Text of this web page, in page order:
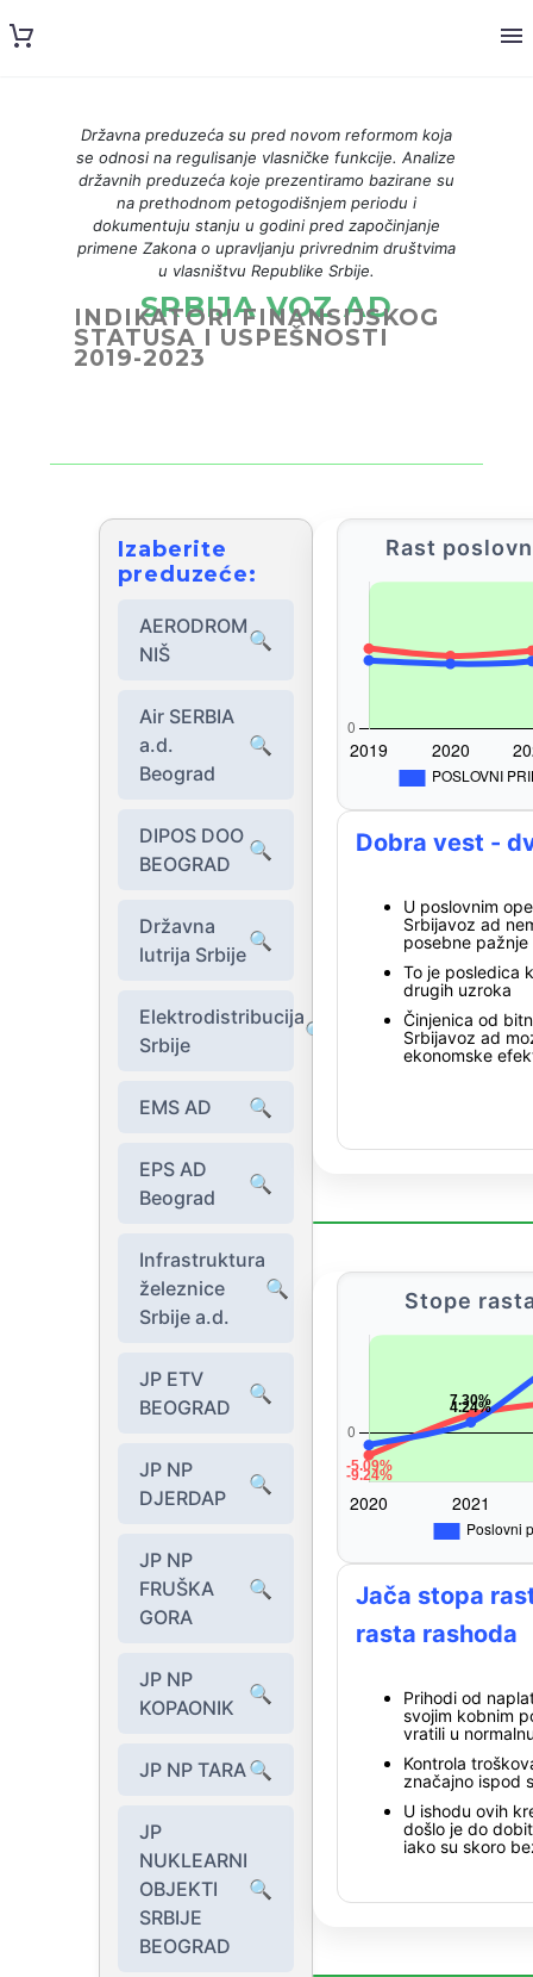
Državna preduzeća su pred novom reformom koja
se odnosi na regulisanje vlasničke funkcije. Analize
državnih preduzeća koje prezentiramo bazirane su
na prethodnom petogodišnjem periodu i
dokumentuju stanju u godini pred započinjanje
primene Zakona o upravljanju privrednim društvima
u vlasništvu Republike Srbije.
SRBIJA VOZ AD
INDIKATORI FINANSIJSKOG
STATUSA I USPEŠNOSTI
2019-2023
Izaberite
preduzeće:
AERODROM
NIŠ
🔍
Air SERBIA
a.d.
Beograd
🔍
DIPOS DOO
BEOGRAD
🔍
Državna
lutrija Srbije
🔍
Elektrodistribucija
Srbije
🔍
EMS AD 🔍
EPS AD
Beograd
🔍
Infrastruktura
železnice
Srbije a.d.
🔍
JP ETV
BEOGRAD
🔍
JP NP
DJERDAP
🔍
JP NP
FRUŠKA
GORA
🔍
JP NP
KOPAONIK
🔍
JP NP TARA🔍
JP
NUKLEARNI
OBJEKTI
SRBIJE
BEOGRAD
🔍
Rast
Dobra vest -
U poslovnim
Srbijavoz ad
posebne pažnje
To je posledica
drugih uzroka
Činjenica od
Srbijavoz ad
ekonomske
Stope
Jača stopa
rasta rashoda
Prihodi od
svojim kobnim
vratili u
Kontrola
značajno ispod
U ishodu ovih
došlo je do
iako su skoro